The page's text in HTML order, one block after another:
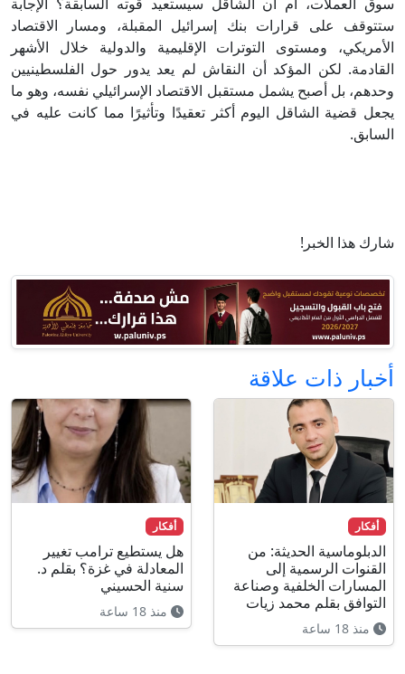
ستتوقف على قرارات بنك إسرائيل المقبلة، ومسار الاقتصاد
الأمريكي، ومستوى التوترات الإقليمية والدولية خلال الأشهر
القادمة. لكن المؤكد أن النقاش لم يعد يدور حول الفلسطينيين
وحدهم، بل أصبح يشمل مستقبل الاقتصاد الإسرائيلي نفسه، وهو ما
يجعل قضية الشاقل اليوم أكثر تعقيدًا وتأثيرًا مما كانت عليه في
السابق.
شارك هذا الخبر!
أخبار ذات علاقة
أفكار
الدبلوماسية الحديثة: من
القنوات الرسمية إلى
المسارات الخلفية وصناعة
التوافق بقلم محمد زيات
منذ 18 ساعة
أفكار
هل يستطيع ترامب تغيير
المعادلة في غزة؟ بقلم د.
سنية الحسيني
منذ 18 ساعة